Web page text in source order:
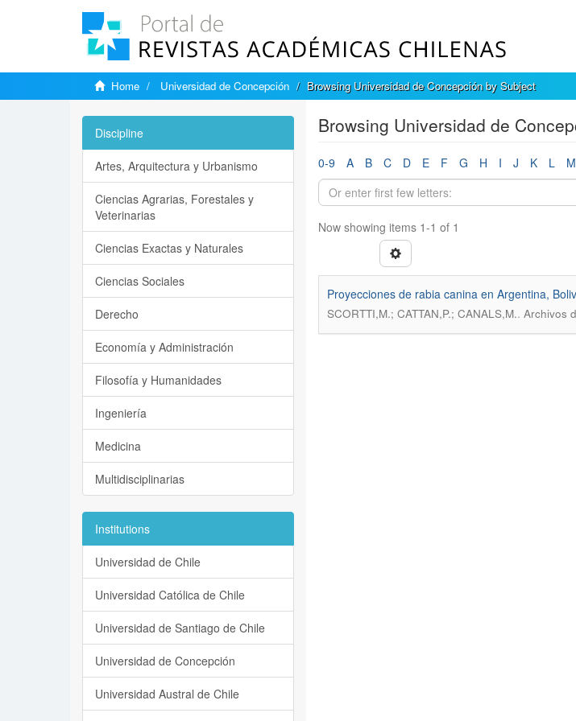
Home Universidad de Concepción Browsing Universidad de Concepción by Subject
Browsing Universidad de
0-9 A B C D E F G H I J K L M
Now showing items 1-1 of 1
Proyecciones de rabia canina en Argentina,
SCORTTI,M.; CATTAN,P.; CANALS,M.. Archivos
Discipline
Artes, Arquitectura y Urbanismo
Ciencias Agrarias, Forestales y
Veterinarias
Ciencias Exactas y Naturales
Ciencias Sociales
Derecho
Economía y Administración
Filosofía y Humanidades
Ingeniería
Medicina
Multidisciplinarias
Institutions
Universidad de Chile
Universidad Católica de Chile
Universidad de Santiago de Chile
Universidad de Concepción
Universidad Austral de Chile